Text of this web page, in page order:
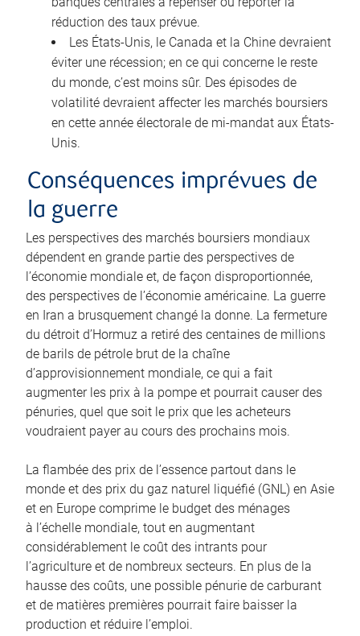
réduction des taux prévue.
Les États-Unis, le Canada et la Chine devraient
éviter une récession; en ce qui concerne le reste
du monde, c’est moins sûr. Des épisodes de
volatilité devraient affecter les marchés boursiers
en cette année électorale de mi-mandat aux États-
Unis.
Conséquences imprévues de
la guerre
Les perspectives des marchés boursiers mondiaux
dépendent en grande partie des perspectives de
l’économie mondiale et, de façon disproportionnée,
des perspectives de l’économie américaine. La guerre
en Iran a brusquement changé la donne. La fermeture
du détroit d’Hormuz a retiré des centaines de millions
de barils de pétrole brut de la chaîne
d’approvisionnement mondiale, ce qui a fait
augmenter les prix à la pompe et pourrait causer des
pénuries, quel que soit le prix que les acheteurs
voudraient payer au cours des prochains mois.
La flambée des prix de l’essence partout dans le
monde et des prix du gaz naturel liquéfié (GNL) en Asie
et en Europe comprime le budget des ménages
à l’échelle mondiale, tout en augmentant
considérablement le coût des intrants pour
l’agriculture et de nombreux secteurs. En plus de la
hausse des coûts, une possible pénurie de carburant
et de matières premières pourrait faire baisser la
production et réduire l’emploi.